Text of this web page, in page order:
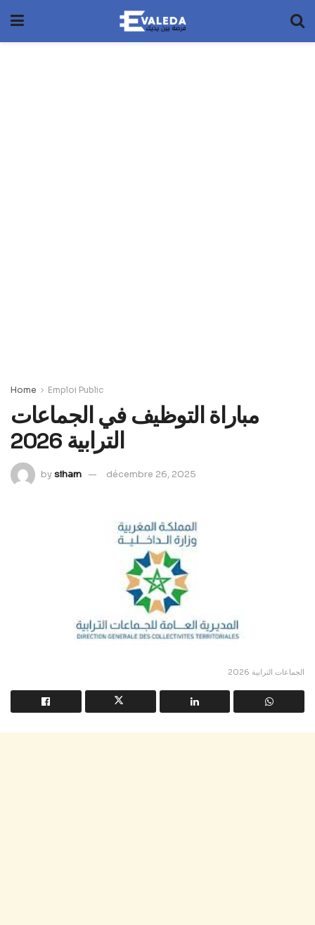
Home Emploi Public
مباراة التوظيف في الجماعات
الترابية 2026
bysiham décembre 26, 2025
الجماعات الترابية 2026